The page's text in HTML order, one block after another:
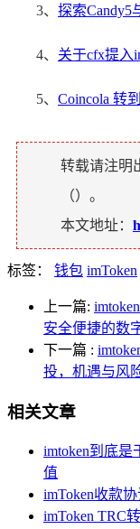
3、 探索Candy5
4、 关于cfx提入
5、 Coincola 转
转载请注明
（）。
本文地址：
标签： 钱包 imToken
上一篇:
安全便捷的数
下一篇 :
投，机遇与风
相关文章
imtoken到底
值
imToken收款
imToken TRC